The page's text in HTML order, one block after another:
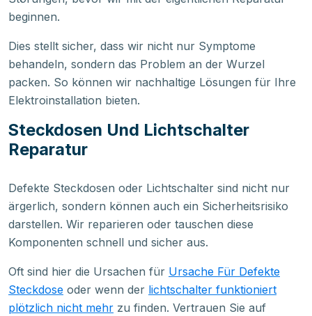
beginnen.
Dies stellt sicher, dass wir nicht nur Symptome
behandeln, sondern das Problem an der Wurzel
packen. So können wir nachhaltige Lösungen für Ihre
Elektroinstallation bieten.
Steckdosen Und Lichtschalter
Reparatur
Defekte Steckdosen oder Lichtschalter sind nicht nur
ärgerlich, sondern können auch ein Sicherheitsrisiko
darstellen. Wir reparieren oder tauschen diese
Komponenten schnell und sicher aus.
Oft sind hier die Ursachen für Ursache Für Defekte
Steckdose oder wenn der lichtschalter funktioniert
plötzlich nicht mehr zu finden. Vertrauen Sie auf